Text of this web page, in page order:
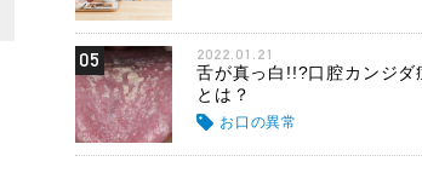
05 2022.01.21
舌が真っ白!!?口腔カンジダ
とは？
お口の異常